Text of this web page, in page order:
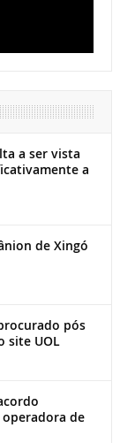
a ser vista
a
de Xingó
pós
site UOL
de